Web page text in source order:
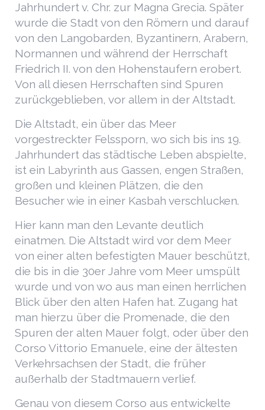
Jahrhundert v. Chr. zur Magna Grecia. Später
wurde die Stadt von den Römern und darauf
von den Langobarden, Byzantinern, Arabern,
Normannen und während der Herrschaft
Friedrich II. von den Hohenstaufern erobert.
Von all diesen Herrschaften sind Spuren
zurückgeblieben, vor allem in der Altstadt.
Die Altstadt, ein über das Meer
vorgestreckter Felssporn, wo sich bis ins 19.
Jahrhundert das städtische Leben abspielte,
ist ein Labyrinth aus Gassen, engen Straßen,
großen und kleinen Plätzen, die den
Besucher wie in einer Kasbah verschlucken.
Hier kann man den Levante deutlich
einatmen. Die Altstadt wird vor dem Meer
von einer alten befestigten Mauer beschützt,
die bis in die 30er Jahre vom Meer umspült
wurde und von wo aus man einen herrlichen
Blick über den alten Hafen hat. Zugang hat
man hierzu über die Promenade, die den
Spuren der alten Mauer folgt, oder über den
Corso Vittorio Emanuele, eine der ältesten
Verkehrsachsen der Stadt, die früher
außerhalb der Stadtmauern verlief.
Genau von diesem Corso aus entwickelte